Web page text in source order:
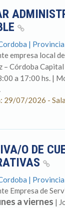
|
empresa local
– Córdoba Capital
a 17:00 hs. |
29/07/2026 -
O DE
|
Empresa de
a viernes |